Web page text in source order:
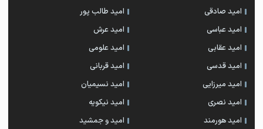
امید صادقی
امید طالب پور
امید عباسی
امید عرش
امید عقابی
امید علومی
امید قدسی
امید قربانی
امید میرزایی
امید نسیمیان
امید نصری
امید نیکویه
امید هورمند
امید و جمشید